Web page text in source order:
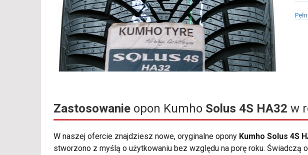
Zastosowanie opon Kumho Solus 4S HA32 w
W naszej ofercie znajdziesz nowe, oryginalne opony Kumho Solus 4S
stworzono z myślą o użytkowaniu bez względu na porę roku. Świadczą